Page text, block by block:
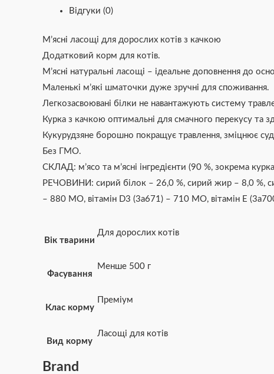
Відгуки (0)
М’ясні ласощі для дорослих котів з качкою
Додатковий корм для котів.
М’ясні натуральні ласощі – ідеальне доповнення до
Маленькі м’які шматочки дуже зручні для споживання.
Легкозасвоювані білки не навантажують систему
Курка з качкою оптимальні для смачного перекусу та
Кукурудзяне борошно покращує травлення, зміцнює
Без ГМО.
СКЛАД: м’ясо та м’ясні інгредієнти (90 %, зокрема
РЕЧОВИНИ: сирий білок – 26,0 %, сирий жир – 8,0 %,
– 880 МО, вітамін D3 (3а671) – 710 МО, вітамін Е
Вік тварини
Для дорослих котів
Фасування
Менше 500 г
Клас корму
Преміум
Вид корму
Ласощі для котів
Brand